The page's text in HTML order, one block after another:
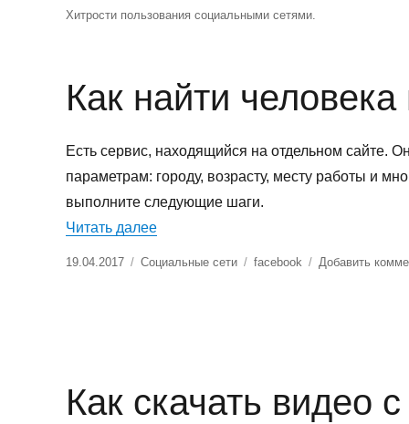
Хитрости пользования социальными сетями.
Как найти
Есть сервис, находящийся на отдельном сайте.
параметрам: городу, возрасту, месту работы и
выполните следующие шаги.
Читать далее«Как найти человека по городу в
Опубликовано
19.04.2017 Рубрики
Социальные сети Метки
facebook Добавить
Как скачать видео